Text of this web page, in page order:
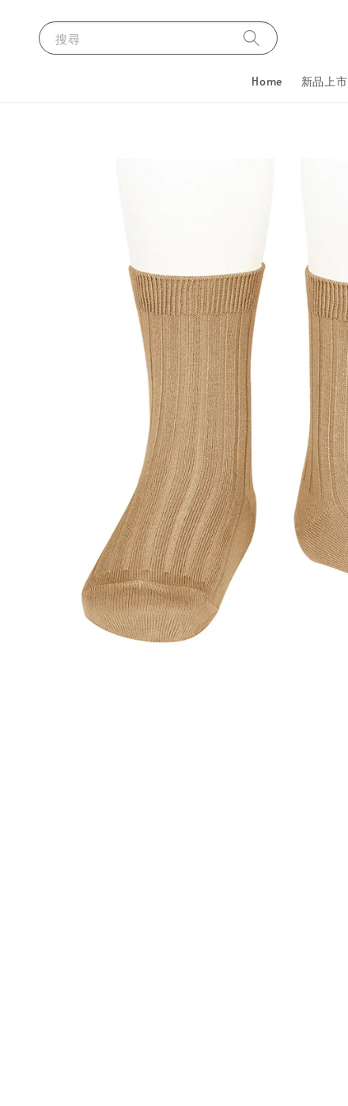
搜尋
Home 新品上市